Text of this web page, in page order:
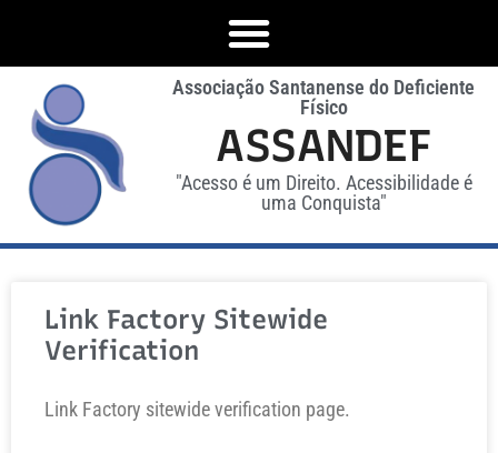
Associação Santanense do Deficiente
Físico
ASSANDEF
"Acesso é um Direito. Acessibilidade é
uma Conquista"
Link Factory Sitewide
Verification
Link Factory sitewide verification page.